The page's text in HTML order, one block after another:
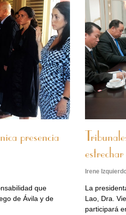
presencia
que
de Ávila y de
Irene
La
Lao, Dra.
participará